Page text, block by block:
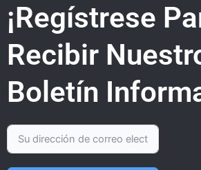
¡Regístrese
Recibir
Boletín